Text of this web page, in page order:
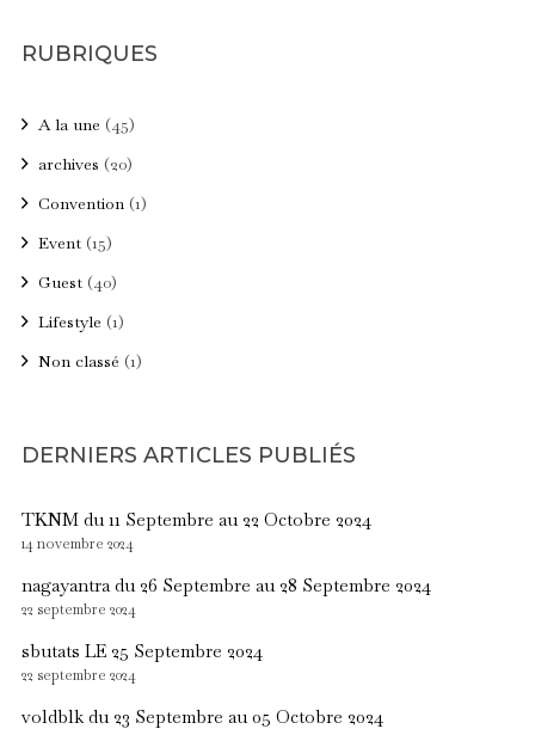
RUBRIQUES
A la une (45)
archives (20)
Convention(1)
Event(15)
Guest(40)
Lifestyle (1)
Non classé (1)
DERNIERS ARTICLES PUBLIÉS
TKNM du 11 Septembre au 22 Octobre 2024
14 novembre 2024
nagayantra du 26 Septembre au 28 Septembre 2024
22 septembre 2024
sbutats LE 25 Septembre 2024
22 septembre 2024
voldblk du 23 Septembre au 05 Octobre 2024